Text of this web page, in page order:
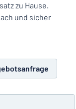
Aufkleber
zu Hause.
und sicher